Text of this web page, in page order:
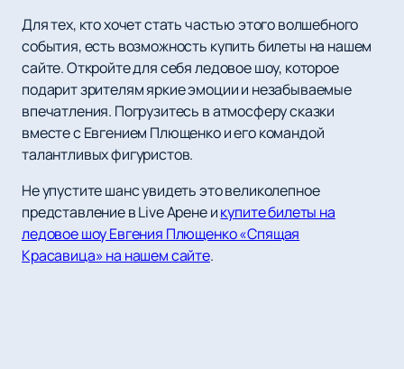
Для тех, кто хочет стать частью этого волшебного
события, есть возможность купить билеты на нашем
сайте. Откройте для себя ледовое шоу, которое
подарит зрителям яркие эмоции и незабываемые
впечатления. Погрузитесь в атмосферу сказки
вместе с Евгением Плющенко и его командой
талантливых фигуристов.
Не упустите шанс увидеть это великолепное
представление в Live Арене икупите билеты на
ледовое шоу Евгения Плющенко «Спящая
Красавица» на нашем сайте.